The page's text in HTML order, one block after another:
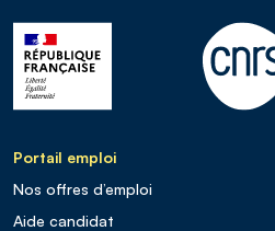
Portail emploi
Nos offres d’emploi
Aide candidat